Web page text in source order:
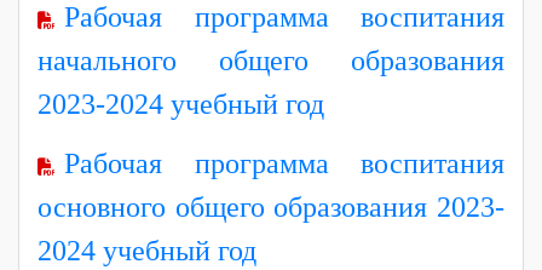
Рабочая программа воспитания
начального общего образования
2023-2024 учебный год
Рабочая программа воспитания
основного общего образования 2023-
2024 учебный год